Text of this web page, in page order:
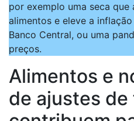
por exemplo uma seca
alimentos e eleve a
Banco Central, ou uma
preços.
Alimentos e
de ajustes de